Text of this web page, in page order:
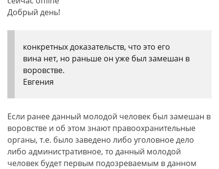
Добрый день!
конкретных доказательств, что это его
вина нет, но раньше он уже был замешан в
воровстве.
Евгения
Если ранее данный молодой человек был замешан в
воровстве и об этом знают правоохранительные
органы, т.е. было заведено либо уголовное дело
либо административное, то данный молодой
человек будет первым подозреваемым в данном